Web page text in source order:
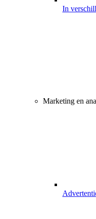
In
Marketing en